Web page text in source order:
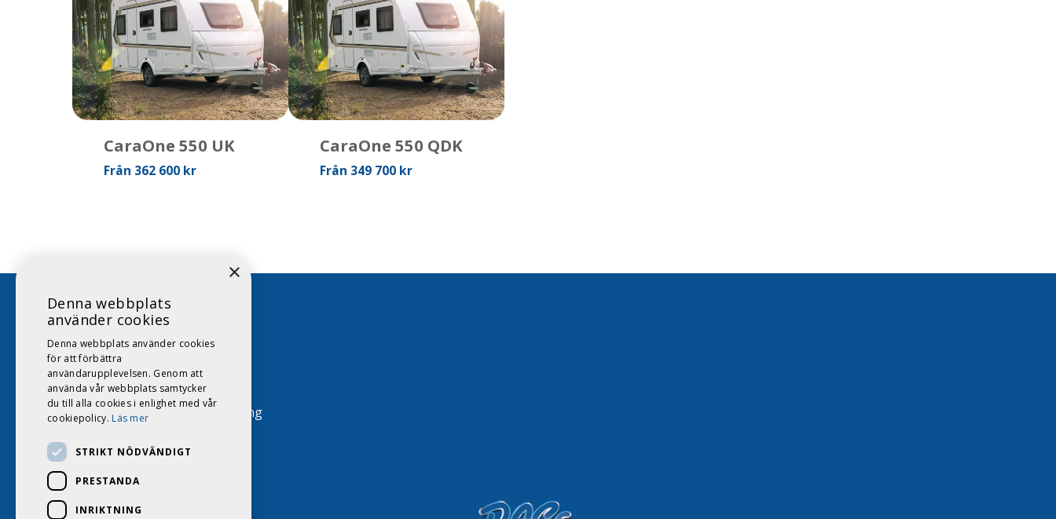
CaraOne 550 UK
Från 362 600 kr
CaraOne 550 QDK
Från 349 700 kr
011-16 88 16
info@dags.se
Tenngatan 4, 602 23 Norrköping
×
Denna webbplats
använder cookies
Denna webbplats använder cookies
för att förbättra
användarupplevelsen. Genom att
använda vår webbplats samtycker
du till alla cookies i enlighet med vår
cookiepolicy. Läs mer
STRIKT NÖDVÄNDIGT
PRESTANDA
INRIKTNING